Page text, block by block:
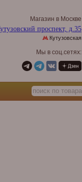
Магазин в Москве
проспект, д.35
Кутузовская
Мы в соц.сетях: